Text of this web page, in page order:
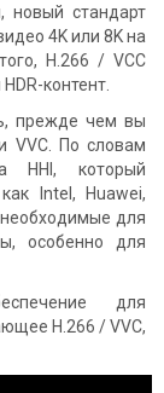
новый стандарт
4K или 8K на
H.266 / VCC
контент.
прежде чем вы
VVC. По словам
HHI, который
Intel, Huawei,
для
особенно для
для
H.266 / VVC,